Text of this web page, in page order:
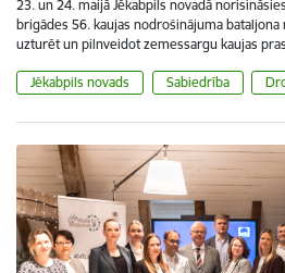
23. un 24. maijā Jēkabpils novadā
brigādes 56. kaujas nodrošinājuma
uzturēt un pilnveidot zemessargu kaujas
Jēkabpils novads Sabiedrība